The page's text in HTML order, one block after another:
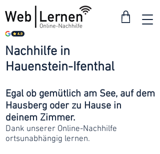
Hauenstein-Ifenthal
Nachhilfe in
Egal ob gemütlich am See, auf dem
Hausberg oder zu Hause in
deinem Zimmer.
Dank unserer Online-Nachhilfe
ortsunabhängig lernen.